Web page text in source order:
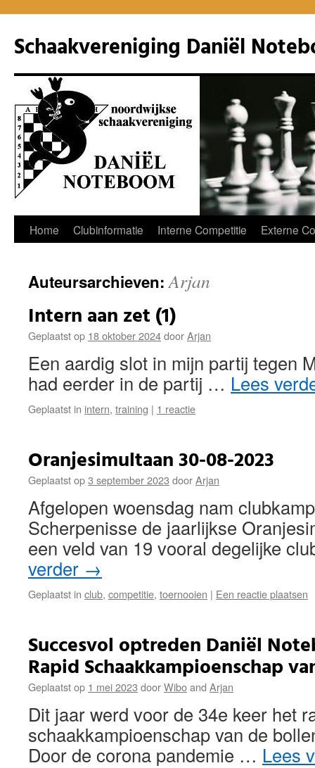
de
inhoud
Schaakvereniging Daniël
Home Clubinformatie Interne Competitie Externe
Auteursarchieven:Arjan
Intern aan zet (1)
Geplaatst op 18 oktober 2024doorArjan
Een aardig slot in mijn partij tegen
had eerder in de partij … Lees
Geplaatst in intern, training | 1 reactie
Oranjesimultaan 30-08-2023
Geplaatst op3 september 2023 doorArjan
Afgelopen woensdag nam
Scherpenisse de jaarlijkse
een veld van 19 vooral degelijke
verder →
Geplaatst in club, competitie, toernooien | Een reactie plaatsen
Succesvol optreden Daniël
Rapid Schaakkampioenschap
Geplaatst op 1 mei 2023 doorWiboand Arjan
Dit jaar werd voor de 34e keer het
schaakkampioenschap van de
Door de corona pandemie … Lees